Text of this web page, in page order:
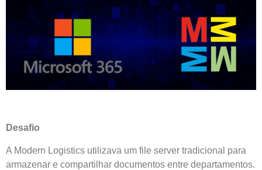
Desafio
A Modern Logistics utilizava um file server tradicional para
armazenar e compartilhar documentos entre departamentos.